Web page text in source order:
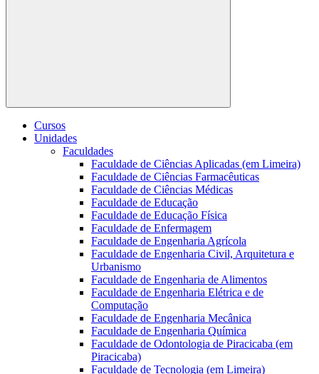
Buscar
Cursos
Unidades
Faculdades
Faculdade de Ciências Aplicadas (em Limeira)
Faculdade de Ciências Farmacêuticas
Faculdade de Ciências Médicas
Faculdade de Educação
Faculdade de Educação Física
Faculdade de Enfermagem
Faculdade de Engenharia Agrícola
Faculdade de Engenharia Civil, Arquitetura e
Urbanismo
Faculdade de Engenharia de Alimentos
Faculdade de Engenharia Elétrica e de
Computação
Faculdade de Engenharia Mecânica
Faculdade de Engenharia Química
Faculdade de Odontologia de Piracicaba (em
Piracicaba)
Faculdade de Tecnologia (em Limeira)